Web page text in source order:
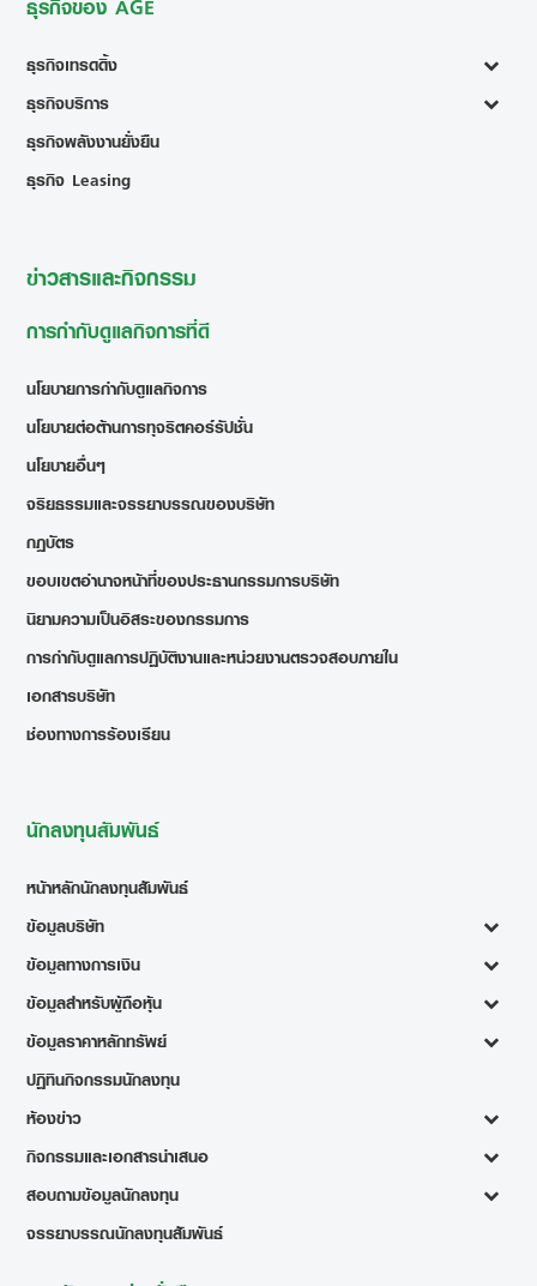
ธุรกิจเทรดดิ้ง
ธุรกิจบริการ
ธุรกิจพลังงานยั่งยืน
ธุรกิจ Leasing
ข่าวสารและกิจกรรม
การกำกับดูแลกิจการที่ดี
นโยบายการกำกับดูแลกิจการ
นโยบายต่อต้านการทุจริตคอร์รัปชั่น
นโยบายอื่นๆ
จริยธรรมและจรรยาบรรณของบริษัท
กฎบัตร
ขอบเขตอำนาจหน้าที่ของประธานกรรมการบริษัท
นิยามความเป็นอิสระของกรรมการ
การกำกับดูแลการปฏิบัติงานและหน่วยงานตรวจสอบภายใน
เอกสารบริษัท
ช่องทางการร้องเรียน
นักลงทุนสัมพันธ์
หน้าหลักนักลงทุนสัมพันธ์
ข้อมูลบริษัท
ข้อมูลทางการเงิน
ข้อมูลสำหรับผู้ถือหุ้น
ข้อมูลราคาหลักทรัพย์
ปฏิทินกิจกรรมนักลงทุน
ห้องข่าว
กิจกรรมและเอกสารนำเสนอ
สอบถามข้อมูลนักลงทุน
จรรยาบรรณนักลงทุนสัมพันธ์